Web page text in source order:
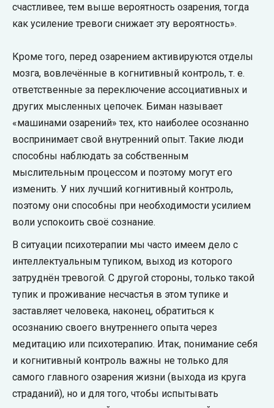
счастливее, тем выше вероятность озарения, тогда
как усиление тревоги снижает эту вероятность».
Кроме того, перед озарением активируются отделы
мозга, вовлечённые в когнитивный контроль, т. е.
ответственные за переключение ассоциативных и
других мысленных цепочек. Биман называет
«машинами озарений» тех, кто наиболее осознанно
воспринимает свой внутренний опыт. Такие люди
способны наблюдать за собственным
мыслительным процессом и поэтому могут его
изменить. У них лучший когнитивный контроль,
поэтому они способны при необходимости усилием
воли успокоить своё сознание.
В ситуации психотерапии мы часто имеем дело с
интеллектуальным тупиком, выход из которого
затруднён тревогой. С другой стороны, только такой
тупик и проживание несчастья в этом тупике и
заставляет человека, наконец, обратиться к
осознанию своего внутреннего опыта через
медитацию или психотерапию. Итак, понимание себя
и когнитивный контроль важны не только для
самого главного озарения жизни (выхода из круга
страданий), но и для того, чтобы испытывать